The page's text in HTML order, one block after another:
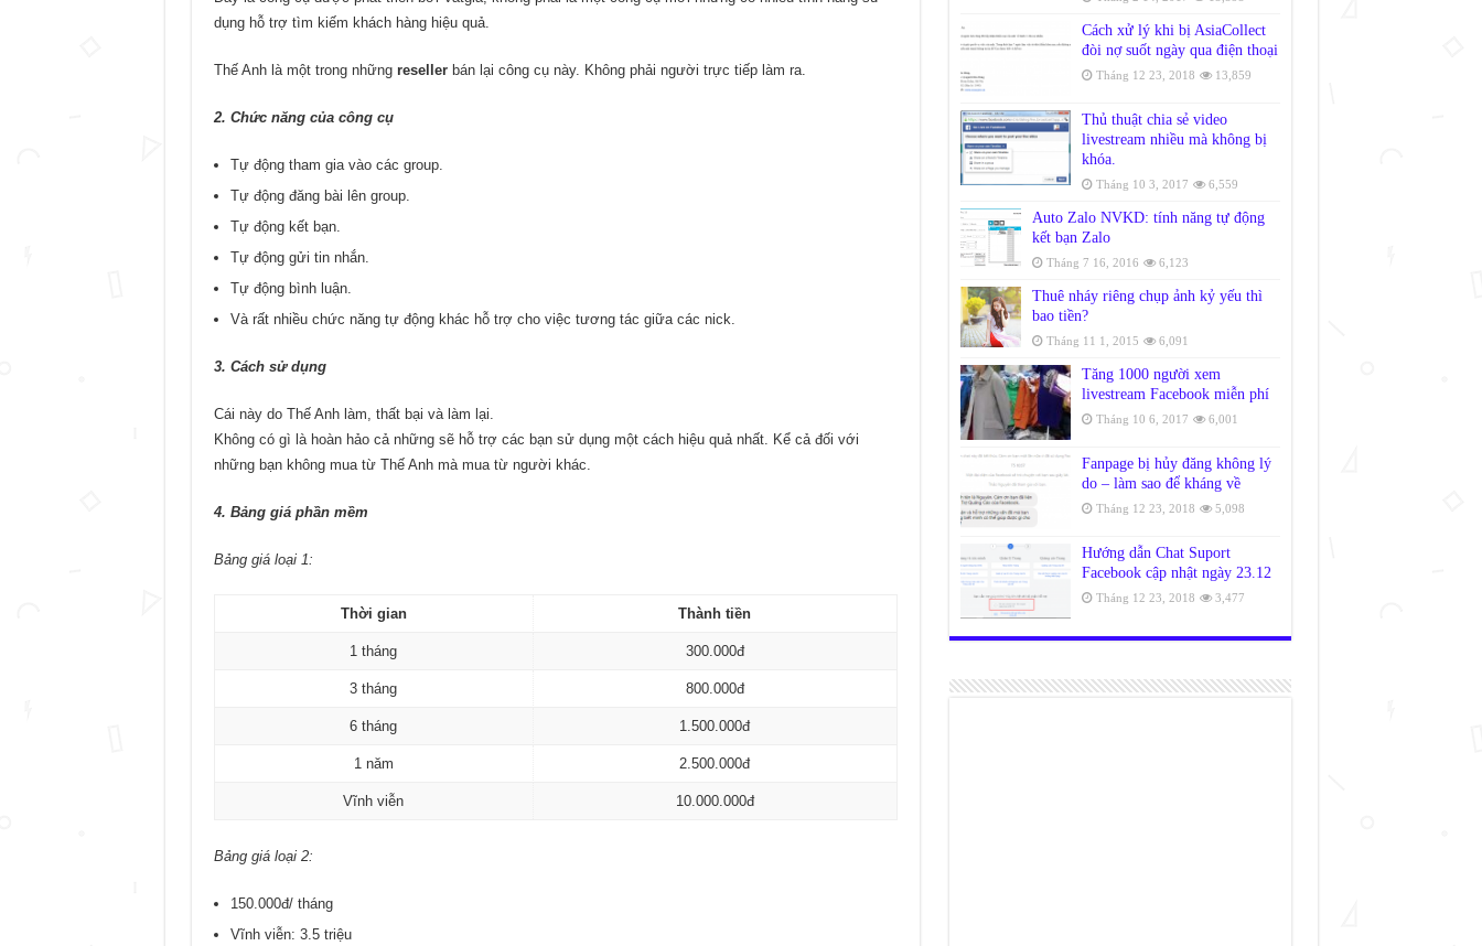
dụng hỗ trợ tìm kiếm khách hàng hiệu quả.
Thế Anh là một trong những resellerbán lại công cụ này. Không phải người trực tiếp làm ra.
2. Chức năng của công cụ
Tự động tham gia vào các group.
Tự động đăng bài lên group.
Tự động kết bạn.
Tự động gửi tin nhắn.
Tự động bình luận.
Và rất nhiều chức năng tự động khác hỗ trợ cho việc tương tác giữa các nick.
3. Cách sử dụng
Cái này do Thế Anh làm, thất bại và làm lại.
Không có gì là hoàn hảo cả những sẽ hỗ trợ các bạn sử dụng một cách hiệu quả nhất. Kể cả đối với
những bạn không mua từ Thế Anh mà mua từ người khác.
4. Bảng giá phần mềm
Bảng giá loại 1:
Thời gian Thành tiền
1 tháng 300.000đ
3 tháng 800.000đ
6 tháng 1.500.000đ
1 năm 2.500.000đ
Vĩnh viễn 10.000.000đ
Bảng giá loại 2:
150.000đ/ tháng
Vĩnh viễn: 3.5 triệu
Cách xử lý khi bị AsiaCollect
đòi nợ suốt ngày qua điện thoại
Tháng 12 23, 2018 13,859
Thủ thuật chia sẻ video
livestream nhiều mà không bị
khóa.
Tháng 10 3, 2017 6,559
Auto Zalo NVKD: tính năng tự động
kết bạn Zalo
Tháng 7 16, 2016 6,123
Thuê nháy riêng chụp ảnh kỷ yếu thì
bao tiền?
Tháng 11 1, 2015 6,091
Tăng 1000 người xem
livestream Facebook miễn phí
Tháng 10 6, 2017 6,001
Fanpage bị hủy đăng không lý
do – làm sao để kháng về
Tháng 12 23, 2018 5,098
Hướng dẫn Chat Suport
Facebook cập nhật ngày 23.12
Tháng 12 23, 2018 3,477